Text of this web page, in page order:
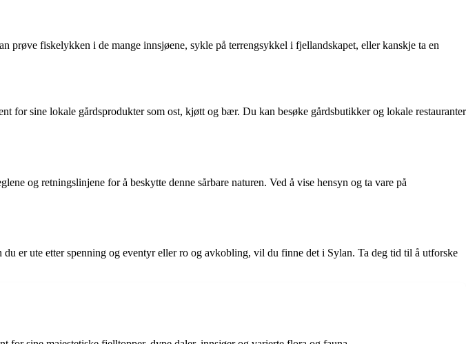
fiskelykken i de mange innsjøene, sykle på terrengsykkel i fjellandskapet, eller kanskje ta en
for sine lokale gårdsprodukter som ost, kjøtt og bær. Du kan besøke gårdsbutikker og lokale restauranter
og retningslinjene for å beskytte denne sårbare naturen. Ved å vise hensyn og ta vare på
er ute etter spenning og eventyr eller ro og avkobling, vil du finne det i Sylan. Ta deg tid til å utforske